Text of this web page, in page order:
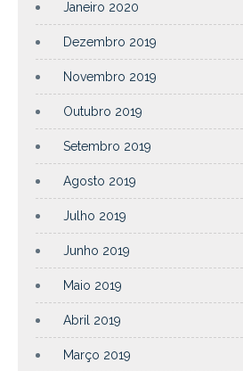
Janeiro 2020
Dezembro 2019
Novembro 2019
Outubro 2019
Setembro 2019
Agosto 2019
Julho 2019
Junho 2019
Maio 2019
Abril 2019
Março 2019